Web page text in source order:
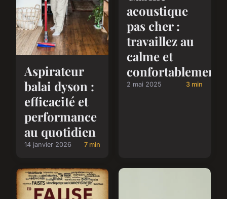
Aspirateur
balai dyson :
efficacité et
performance
au quotidien
14 janvier 2026 7 min
acoustique
pas cher :
travaillez au
calme et
confortablement
2 mai 2025 3 min